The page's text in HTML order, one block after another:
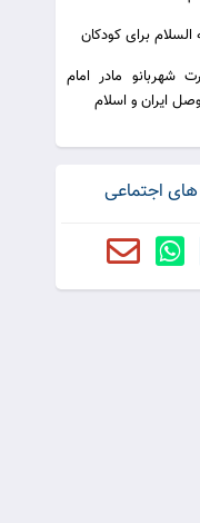
برای کودکان
مادر امام
ایران و اسلام
اجتماعی